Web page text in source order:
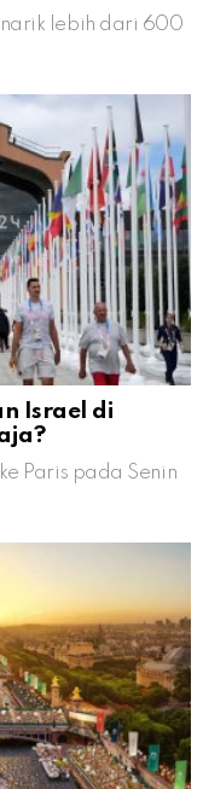
lebih dari 600
Israel di
Paris pada Senin